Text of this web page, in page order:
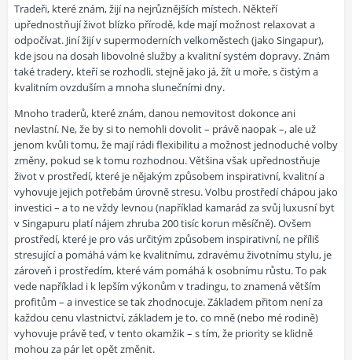
Tradeři, které znám, žijí na nejrůznějších místech. Někteří
upřednostňují život blízko přírodě, kde mají možnost relaxovat a
odpočívat. Jiní žijí v supermoderních velkoměstech (jako Singapur),
kde jsou na dosah libovolné služby a kvalitní systém dopravy. Znám
také tradery, kteří se rozhodli, stejně jako já, žít u moře, s čistým a
kvalitním ovzduším a mnoha slunečními dny.
Mnoho traderů, které znám, danou nemovitost dokonce ani
nevlastní. Ne, že by si to nemohli dovolit – právě naopak –, ale už
jenom kvůli tomu, že mají rádi flexibilitu a možnost jednoduché volby
změny, pokud se k tomu rozhodnou. Většina však upřednostňuje
život v prostředí, které je nějakým způsobem inspirativní, kvalitní a
vyhovuje jejich potřebám úrovně stresu. Volbu prostředí chápou jako
investici – a to ne vždy levnou (například kamarád za svůj luxusní byt
v Singapuru platí nájem zhruba 200 tisíc korun měsíčně). Ovšem
prostředí, které je pro vás určitým způsobem inspirativní, ne příliš
stresující a pomáhá vám ke kvalitnímu, zdravému životnímu stylu, je
zároveň i prostředím, které vám pomáhá k osobnímu růstu. To pak
vede například i k lepším výkonům v tradingu, to znamená větším
profitům – a investice se tak zhodnocuje. Základem přitom není za
každou cenu vlastnictví, základem je to, co mně (nebo mé rodině)
vyhovuje právě teď, v tento okamžik – s tím, že priority se klidně
mohou za pár let opět změnit.